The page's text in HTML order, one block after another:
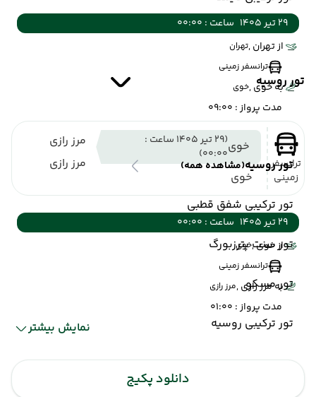
تور روسیه
تور روسیه(مشاهده همه)
تور ترکیبی شفق قطبی
تور سنت پترزبورگ
تور مسکو
تور ترکیبی روسیه
29 تیر 1405
ساعت : 00:00
از تهران ,تهران
ترانسفر زمینی
به خوی ,خوی
مدت پرواز : 09:00
ترانسفر
زمینی
خوی
(29 تیر 1405 ساعت :
00:00)
خوی
مرز رازی
مرز رازی
29 تیر 1405
ساعت : 00:00
از خوی ,خوی
ترانسفر زمینی
به مرز رازی ,مرز رازی
مدت پرواز : 01:00
نمایش بیشتر
(29 تیر 1405 ساعت :
دانلود پکیج